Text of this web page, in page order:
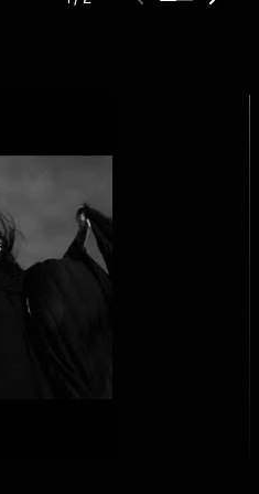
dans des breaks trip-
s'envolent avant
Heba Kadry.